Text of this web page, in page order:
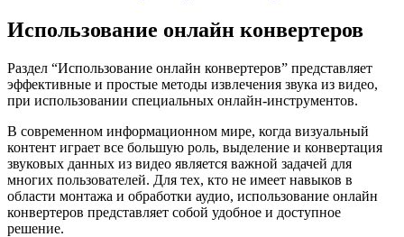
Использование онлайн конвертеров
Раздел “Использование онлайн конвертеров” представляет
эффективные и простые методы извлечения звука из видео,
при использовании специальных онлайн-инструментов.
В современном информационном мире, когда визуальный
контент играет все большую роль, выделение и конвертация
звуковых данных из видео является важной задачей для
многих пользователей. Для тех, кто не имеет навыков в
области монтажа и обработки аудио, использование онлайн
конвертеров представляет собой удобное и доступное
решение.